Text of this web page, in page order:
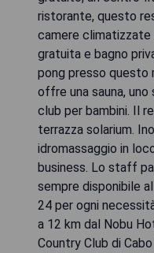
ristorante, questo
camere climatizzate
gratuita e bagno
pong presso
offre una sauna,
club per bambini. Il
terrazza solarium.
idromassaggio in
business. Lo staff
sempre disponibile
24 per ogni
a 12 km dal Nobu
Country Club di